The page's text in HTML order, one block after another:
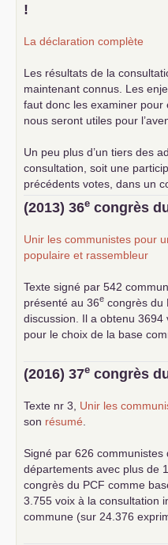
!
La déclaration complète
Les résultats de la
maintenant connus. Les
faut donc les examiner
nous seront utiles pour
Un peu plus d’un tiers des
consultation, soit une
précédents votes, dans un
... lire la suite
(2013) 36e congrès
Unir les communistes pour
populaire et rassembleur
Texte signé par 542
présenté au 36e congrès du
discussion. Il a obtenu
pour le choix de la base
(2016) 37e congrès
Texte nr 3, Unir les
son résumé
Signé par 626
départements avec plus de
congrès du PCF comme
3.755 voix à la consultation
commune (sur 24.376